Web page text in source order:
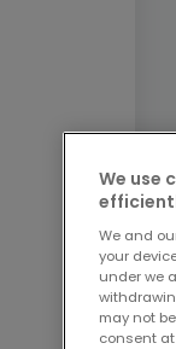
We use
We and
your
under we
may not
consent